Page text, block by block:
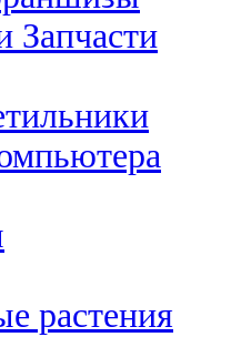
Запчасти
растения